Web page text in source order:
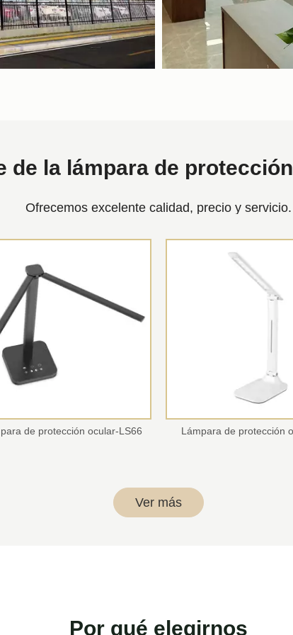
de la lámpara de
Ofrecemos excelente calidad, precio y servicio.
de protección ocular-LS66 Lámpara de protección
Ver más
Por qué elegirnos